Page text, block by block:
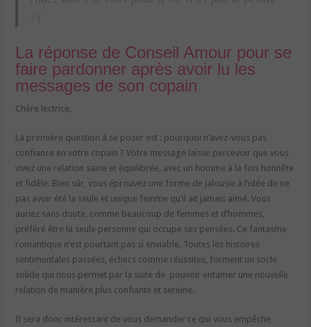
La réponse de Conseil Amour pour se
faire pardonner après avoir lu les
messages de son copain
Chère lectrice,
La première question à se poser est : pourquoi n’avez-vous pas
confiance en votre copain ? Votre message laisse percevoir que vous
vivez une relation saine et équilibrée, avec un homme à la fois honnête
et fidèle. Bien sûr, vous éprouvez une forme de jalousie à l’idée de ne
pas avoir été la seule et unique femme qu’il ait jamais aimé. Vous
auriez sans doute, comme beaucoup de femmes et d’hommes,
préféré être la seule personne qui occupe ses pensées. Ce fantasme
romantique n’est pourtant pas si enviable. Toutes les histoires
sentimentales passées, échecs comme réussites, forment un socle
solide qui nous permet par la suite de pouvoir entamer une nouvelle
relation de manière plus confiante et sereine.
Il sera donc intéressant de vous demander ce qui vous empêche